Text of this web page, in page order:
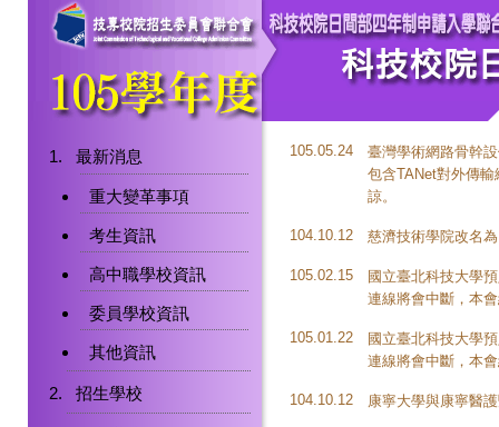
最新消息
重大變革事項
考生資訊
高中職學校資訊
委員學校資訊
其他資訊
招生學校
105.05.24
臺灣學術網路骨幹
包含TANet對外傳
諒。
104.10.12 慈濟技術學院改名
105.02.15
國立臺北科技大學
連線將會中斷，本
105.01.22
國立臺北科技大學
連線將會中斷，本
104.10.12 康寧大學與康寧醫